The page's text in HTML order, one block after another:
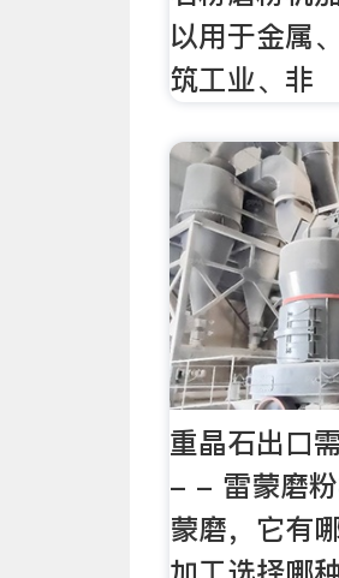
以用于金属
筑工业、非
重晶石出口
- - 雷蒙磨
蒙磨，它有